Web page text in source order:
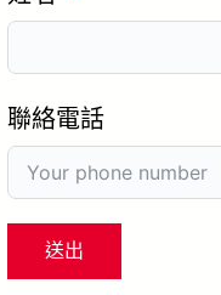
聯絡電話
送出